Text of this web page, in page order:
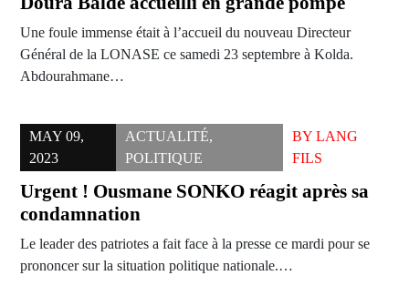
Une foule immense était à l’accueil du nouveau Directeur
Général de la LONASE ce samedi 23 septembre à Kolda.
Abdourahmane…
MAY 09,
2023
ACTUALITÉ,
POLITIQUE
BY LANG
FILS
Urgent ! Ousmane SONKO réagit après sa
condamnation
Le leader des patriotes a fait face à la presse ce mardi pour se
prononcer sur la situation politique nationale.…